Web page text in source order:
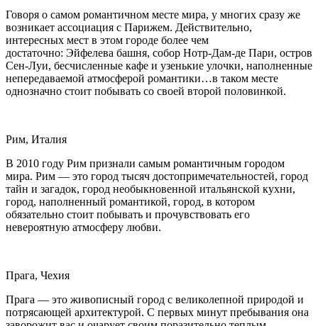
Говоря о самом романтичном месте мира, у многих сразу же
возникает ассоциация с Парижем. Действительно,
интересных мест в этом городе более чем
достаточно: Эйфелева башня, собор Нотр-Дам-де Пари, остров
Сен-Луи, бесчисленные кафе и узенькие улочки, наполненные
непередаваемой атмосферой романтики…в таком месте
однозначно стоит побывать со своей второй половинкой.
Рим, Италия
В 2010 году Рим признали самым романтичным городом
мира. Рим — это город тысяч достопримечательностей, город
тайн и загадок, город необыкновенной итальянской кухни,
город, наполненный романтикой, город, в котором
обязательно стоит побывать и прочувствовать его
невероятную атмосферу любви.
Прага, Чехия
Прага — это живописный город с великолепной природой и
потрясающей архитектурой. С первых минут пребывания она